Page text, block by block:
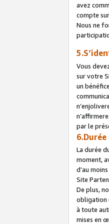
avez
compte
Nous ne
Vous
sur votre
un
par le
La durée
moment,
d’au
Site
De plus,
obligation
à toute
mises en